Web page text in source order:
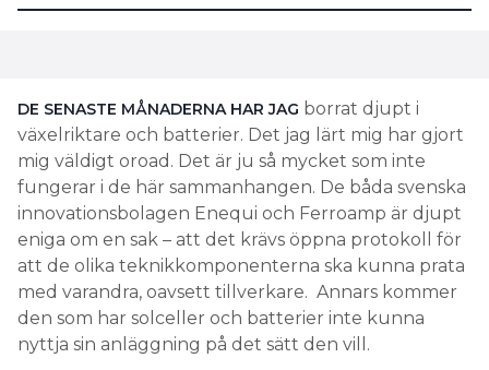
DE SENASTE MÅNADERNA HAR JAG borrat djupt i
växelriktare och batterier. Det jag lärt mig har gjort
mig väldigt oroad. Det är ju så mycket som inte
fungerar i de här sammanhangen. De båda svenska
innovationsbolagen Enequi och Ferroamp är djupt
eniga om en sak – att det krävs öppna protokoll för
att de olika teknikkomponenterna ska kunna prata
med varandra, oavsett tillverkare. Annars kommer
den som har solceller och batterier inte kunna
nyttja sin anläggning på det sätt den vill.